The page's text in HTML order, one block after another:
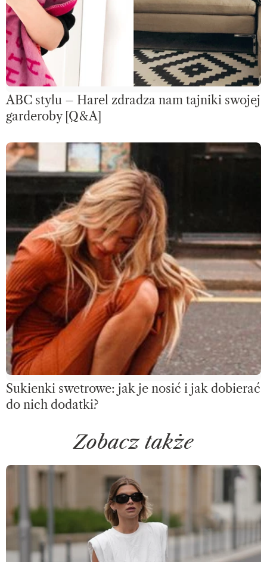
ABC stylu – Harel zdradza nam tajniki swojej
garderoby [Q&A]
Sukienki swetrowe: jak je nosić i jak dobierać
do nich dodatki?
Zobacz także